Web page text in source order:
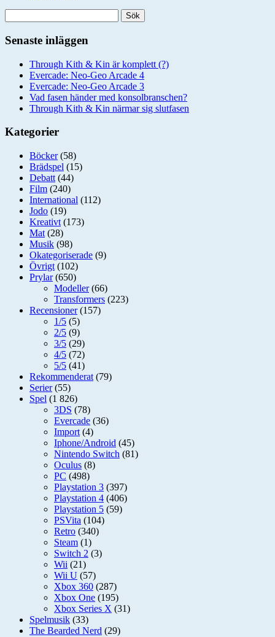
efter:
Senaste inläggen
Through Kith & Kin är komplett (?)
Evercade: Neo-Geo Arcade 4
Evercade: Neo-Geo Arcade 3
Vad fasen händer med konsolbranschen?
Through Kith & Kin närmar sig slutfasen
Kategorier
Böcker(58)
Brädspel (15)
Debatt (44)
Film (240)
International (112)
Jodo (19)
Kreativt (173)
Mat (28)
Musik (98)
Okategoriserade (9)
Övrigt (102)
Prylar(650)
Modeller(66)
Transformers (223)
Recensioner(157)
1/5 (5)
2/5 (9)
3/5 (29)
4/5 (72)
5/5 (41)
Rekommenderat (79)
Serier(55)
Spel (1 826)
3DS (78)
Evercade (36)
Import (4)
Iphone/Android (45)
Nintendo Switch (81)
Oculus (8)
PC (498)
Playstation 3 (397)
Playstation 4 (406)
Playstation 5 (59)
PSVita (104)
Retro (340)
Steam (1)
Switch 2 (3)
Wii (21)
Wii U (57)
Xbox 360 (287)
Xbox One (195)
Xbox Series X (31)
Spelmusik (33)
The Bearded Nerd (29)